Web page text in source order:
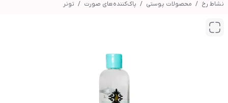
نشاط رخ محصولات پوستی پاک‌کننده‌های صورت تونر